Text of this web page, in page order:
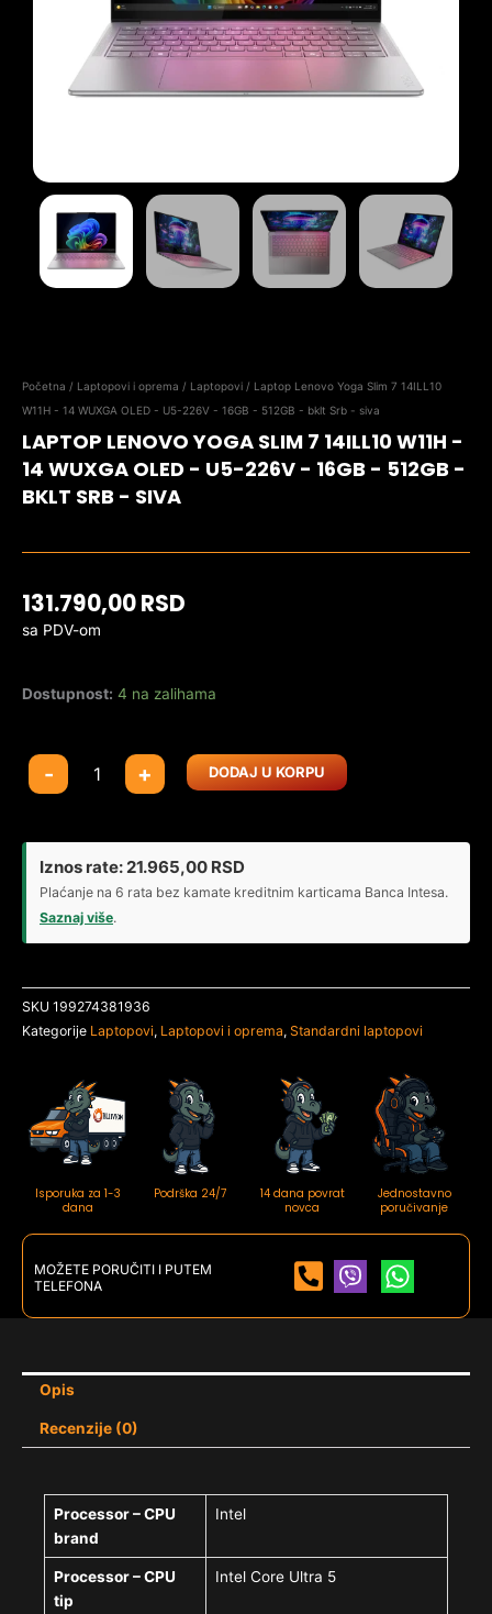
Početna / Laptopovi i oprema / Laptopovi / Laptop Lenovo Yoga Slim 7 14ILL10
W11H - 14 WUXGA OLED - U5-226V - 16GB - 512GB - bklt Srb - siva
LAPTOP LENOVO YOGA SLIM 7 14ILL10 W11H -
14 WUXGA OLED - U5-226V - 16GB - 512GB -
BKLT SRB - SIVA
131.790,00RSD
sa PDV-om
Dostupnost: 4 na zalihama
-
Laptop
Lenovo
14ILL10
W11H/14
Srb/siva
količina
+ DODAJ U KORPU
Iznos rate: 21.965,00 RSD
Plaćanje na 6 rata bez kamate kreditnim karticama Banca Intesa.
Saznaj više.
SKU 199274381936
Kategorije Laptopovi, Laptopovi i oprema, Standardni laptopovi
Isporuka za 1-3
dana
Podrška 24/7
14 dana povrat
novca
Jednostavno
poručivanje
MOŽETE PORUČITI I PUTEM
TELEFONA
Opis
Recenzije (0)
Processor – CPU
brand
Intel
Processor – CPU
tip
Intel Core Ultra 5